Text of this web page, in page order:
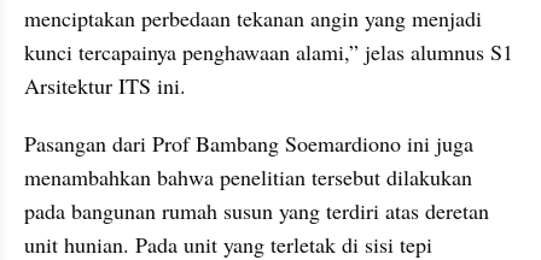
menciptakan perbedaan tekanan angin yang menjadi
kunci tercapainya penghawaan alami,” jelas alumnus S1
Arsitektur ITS ini.
Pasangan dari Prof Bambang Soemardiono ini juga
menambahkan bahwa penelitian tersebut dilakukan
pada bangunan rumah susun yang terdiri atas deretan
unit hunian. Pada unit yang terletak di sisi tepi